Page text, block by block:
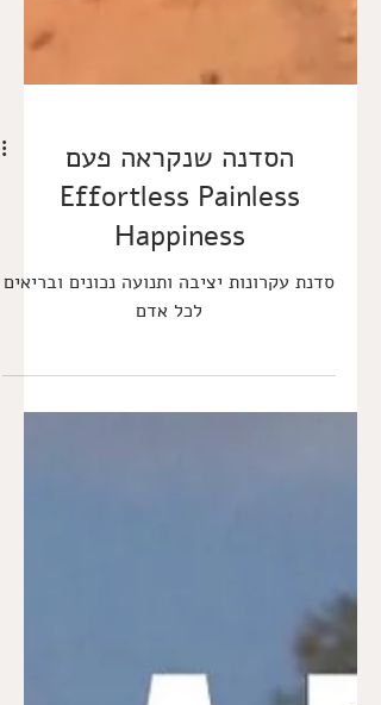
הסדנה שנקראה פעם
Effortless Painless
Happiness
לכל אדם